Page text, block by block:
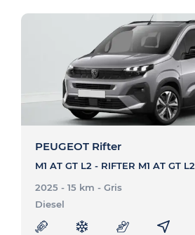
PEUGEOT Rifter
M1 AT GT L2 - RIFTER M1 AT GT L2
2025 - 15 km - Gris
Diesel